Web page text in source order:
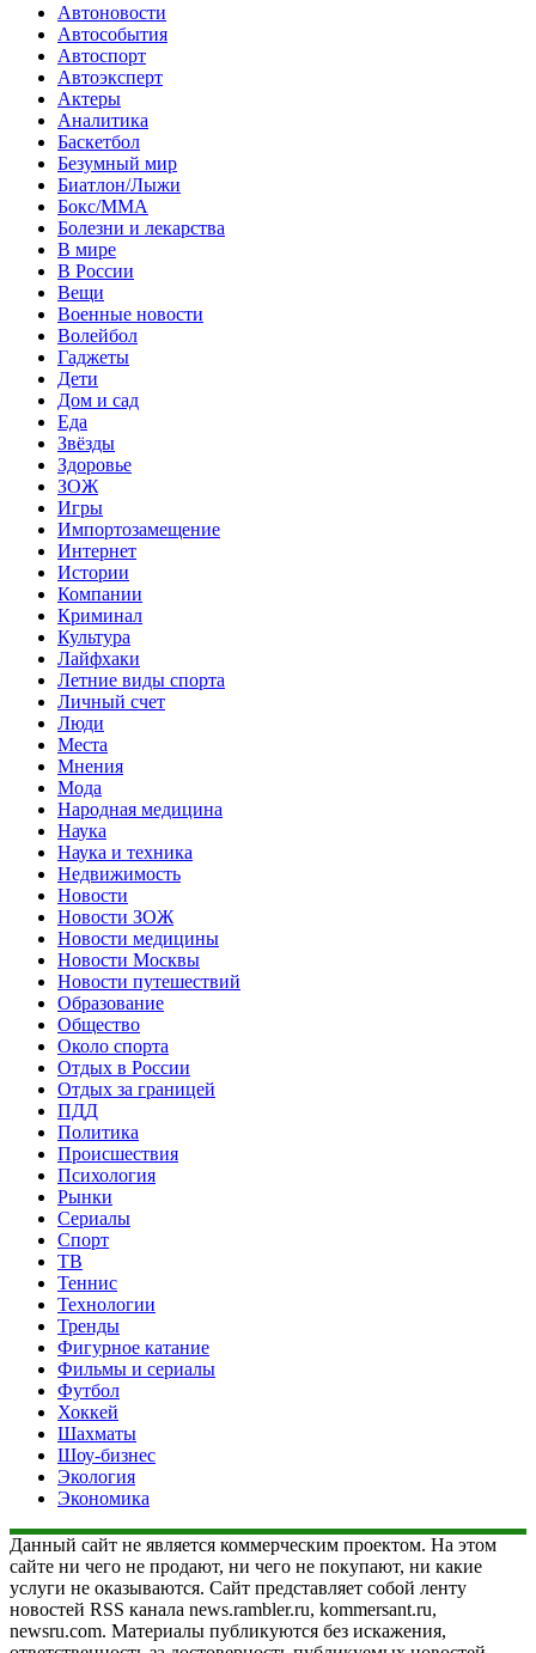
Автоновости
Автособытия
Автоспорт
Автоэксперт
Актеры
Аналитика
Баскетбол
Безумный мир
Биатлон/Лыжи
Бокс/MMA
Болезни и лекарства
В мире
В России
Вещи
Военные новости
Волейбол
Гаджеты
Дети
Дом и сад
Еда
Звёзды
Здоровье
ЗОЖ
Игры
Импортозамещение
Интернет
Истории
Компании
Криминал
Культура
Лайфхаки
Летние виды спорта
Личный счет
Люди
Места
Мнения
Мода
Народная медицина
Наука
Наука и техника
Недвижимость
Новости
Новости ЗОЖ
Новости медицины
Новости Москвы
Новости путешествий
Образование
Общество
Около спорта
Отдых в России
Отдых за границей
ПДД
Политика
Происшествия
Психология
Рынки
Сериалы
Спорт
ТВ
Теннис
Технологии
Тренды
Фигурное катание
Фильмы и сериалы
Футбол
Хоккей
Шахматы
Шоу-бизнес
Экология
Экономика
Данный сайт не является коммерческим проектом. На этом
сайте ни чего не продают, ни чего не покупают, ни какие
услуги не оказываются. Сайт представляет собой ленту
новостей RSS канала news.rambler.ru, kommersant.ru,
newsru.com. Материалы публикуются без искажения,